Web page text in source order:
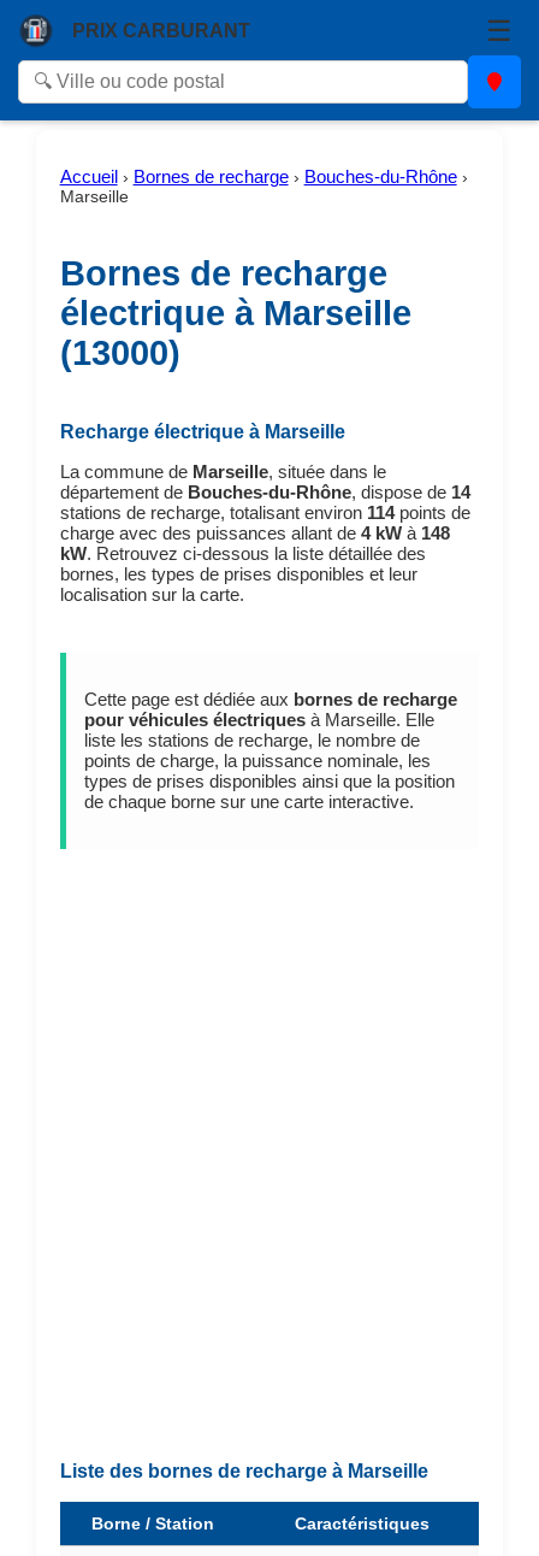
PRIX CARBURANT ☰
Accueil › Bornes de recharge› Bouches-du-Rhône›
Marseille
Bornes de recharge
électrique à Marseille
(13000)
Recharge électrique à Marseille
La commune de Marseille, située dans le
département de Bouches-du-Rhône, dispose de 14
stations de recharge, totalisant environ 114points de
charge avec des puissances allant de 4 kWà 148
kW. Retrouvez ci-dessous la liste détaillée des
bornes, les types de prises disponibles et leur
localisation sur la carte.
Cette page est dédiée aux bornes de recharge
pour véhicules électriquesà Marseille. Elle
liste les stations de recharge, le nombre de
points de charge, la puissance nominale, les
types de prises disponibles ainsi que la position
de chaque borne sur une carte interactive.
Liste des bornes de recharge à Marseille
Borne / Station Caractéristiques